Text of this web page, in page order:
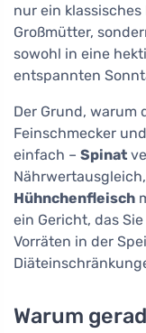
nur ein
Großmütter,
sowohl in eine
entspannten
Der Grund, warum
Feinschmecker
einfach – Spinat
Nährwertausgleich,
Hühnchenfleisch
ein Gericht, das
Vorräten in der
Warum